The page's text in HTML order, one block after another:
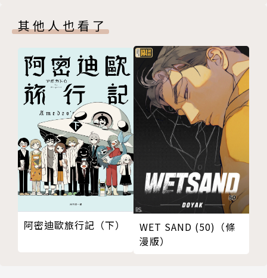
其他人也看了
阿密迪歐旅行記（下）
WET SAND (50)（條
漫版）